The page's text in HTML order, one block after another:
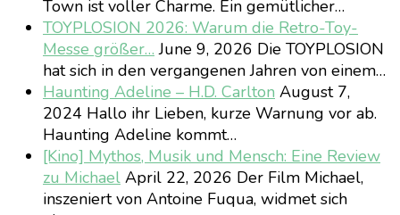
Town ist voller Charme. Ein gemütlicher…
TOYPLOSION 2026: Warum die Retro-Toy-
Messe größer… June 9, 2026 Die TOYPLOSION
hat sich in den vergangenen Jahren von einem…
Haunting Adeline – H.D. Carlton August 7,
2024 Hallo ihr Lieben, kurze Warnung vor ab.
Haunting Adeline kommt…
[Kino] Mythos, Musik und Mensch: Eine Review
zu Michael April 22, 2026 Der Film Michael,
inszeniert von Antoine Fuqua, widmet sich